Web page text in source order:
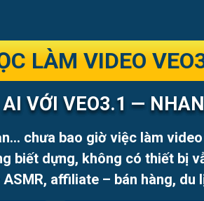
LÀM VIDEO
VỚI VEO3.1 —
chưa bao giờ việc làm
biết dựng, không có thiết bị
affiliate – bán hàng,